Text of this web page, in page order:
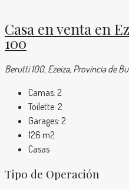
Casa en venta en
100
Berutti 100, Ezeiza, Provincia de
Camas: 2
Toilette: 2
Garages: 2
126 m2
Casas
Tipo de Operación